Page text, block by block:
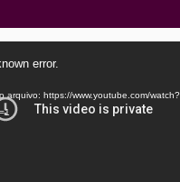
error.
arquivo: https://www.youtube.com/watch?